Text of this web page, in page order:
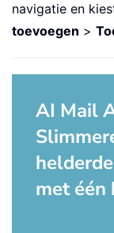
navigatie en
toevoegen >
AI Mail
met één